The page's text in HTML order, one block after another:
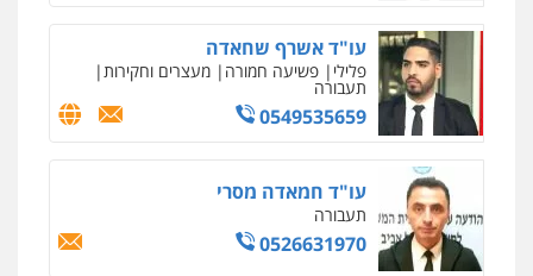
עו"ד אשרף שחאדה
פלילי פשיעה חמורה מעצרים וחקירות
תעבורה
0549535659
עו"ד חמאדה מסרי
תעבורה
0526631970
אסירים עבירות מין שירותים מקצועיים
לעורכי דין
0544500346
מאיה בלום, עו"ס, טיפול ושיקום
טיפול בהתמכרויות שירותים מקצועיים
0504062539